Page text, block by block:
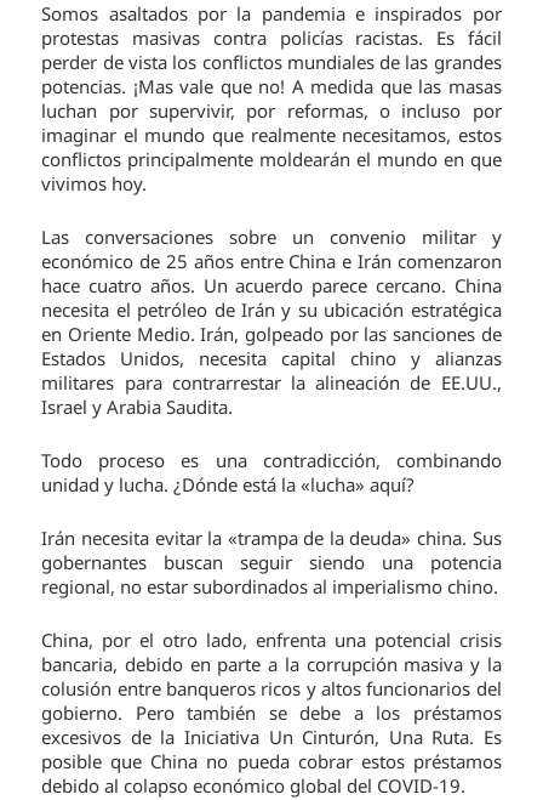
Somos asaltados por la pandemia e inspirados por
protestas masivas contra policías racistas. Es fácil
perder de vista los conflictos mundiales de las grandes
potencias. ¡Mas vale que no! A medida que las masas
luchan por supervivir, por reformas, o incluso por
imaginar el mundo que realmente necesitamos, estos
conflictos principalmente moldearán el mundo en que
vivimos hoy.
Las conversaciones sobre un convenio militar y
económico de 25 años entre China e Irán comenzaron
hace cuatro años. Un acuerdo parece cercano. China
necesita el petróleo de Irán y su ubicación estratégica
en Oriente Medio. Irán, golpeado por las sanciones de
Estados Unidos, necesita capital chino y alianzas
militares para contrarrestar la alineación de EE.UU.,
Israel y Arabia Saudita.
Todo proceso es una contradicción, combinando
unidad y lucha. ¿Dónde está la «lucha» aquí?
Irán necesita evitar la «trampa de la deuda» china. Sus
gobernantes buscan seguir siendo una potencia
regional, no estar subordinados al imperialismo chino.
China, por el otro lado, enfrenta una potencial crisis
bancaria, debido en parte a la corrupción masiva y la
colusión entre banqueros ricos y altos funcionarios del
gobierno. Pero también se debe a los préstamos
excesivos de la Iniciativa Un Cinturón, Una Ruta. Es
posible que China no pueda cobrar estos préstamos
debido al colapso económico global del COVID-19.